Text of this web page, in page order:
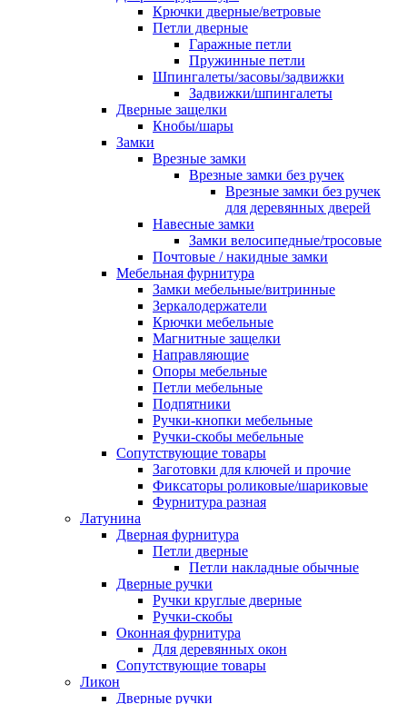
Крючки дверные/ветровые
Петли дверные
Гаражные петли
Пружинные петли
Шпингалеты/засовы/задвижки
Задвижки/шпингалеты
Дверные защелки
Кнобы/шары
Замки
Врезные замки
Врезные замки без ручек
Врезные замки без ручек
для деревянных дверей
Навесные замки
Замки велосипедные/тросовые
Почтовые / накидные замки
Мебельная фурнитура
Замки мебельные/витринные
Зеркалодержатели
Крючки мебельные
Магнитные защелки
Направляющие
Опоры мебельные
Петли мебельные
Подпятники
Ручки-кнопки мебельные
Ручки-скобы мебельные
Сопутствующие товары
Заготовки для ключей и прочие
Фиксаторы роликовые/шариковые
Фурнитура разная
Латунина
Дверная фурнитура
Петли дверные
Петли накладные обычные
Дверные ручки
Ручки круглые дверные
Ручки-скобы
Оконная фурнитура
Для деревянных окон
Сопутствующие товары
Ликон
Дверные ручки